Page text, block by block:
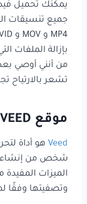
بإزالة الملفات
من أنني أوصي
تشعر بالارتياح
موقع VEED
Veed هو أداة
شخص من إنشاء
الميزات
وتصفيتها وفقًا